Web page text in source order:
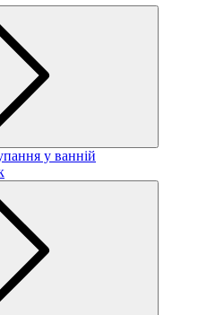
у ванній